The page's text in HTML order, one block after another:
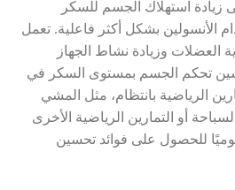
زيادة استهلاك الجسم للسكر
الأنسولين بشكل أكثر فاعلية. تعمل
العضلات وزيادة نشاط الجهاز
تحكم الجسم بمستوى السكر في
الرياضية بانتظام، مثل المشي
أو التمارين الرياضية الأخرى
يوميًا للحصول على فوائد تحسين